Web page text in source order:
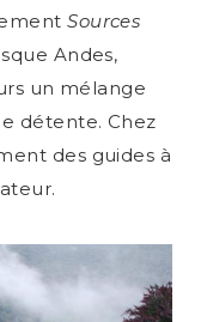
Sources
Andes,
un mélange
détente. Chez
des guides à